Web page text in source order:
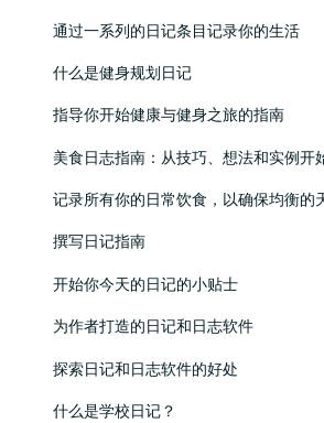
通过一系列的日记条目记录你的生活
什么是健身规划日记
指导你开始健康与健身之旅的指南
美食日志指南：从技巧、想法和实例开
记录所有你的日常饮食，以确保均衡的
撰写日记指南
开始你今天的日记的小贴士
为作者打造的日记和日志软件
探索日记和日志软件的好处
什么是学校日记？